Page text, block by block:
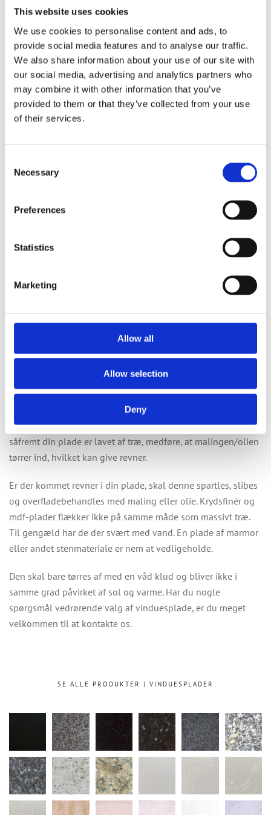
This website uses cookies
We use cookies to personalise content and ads, to
provide social media features and to analyse our traffic.
We also share information about your use of our site with
our social media, advertising and analytics partners who
may combine it with other information that you’ve
provided to them or that they’ve collected from your use
of their services.
Selection
Necessary
Preferences
Statistics
Marketing
Allow all
Allow selection
Deny
Materialer til vinduesplader
Normalt er en vinduesplade lavet af træ, men der findes
også en lang række andre muligheder, som for eksempel
granit, marmor, komposit og lignende. Ønsker du et mere
eksklusivt udtryk, kan en vinduesplade fremstilles af marmor,
granit, travertin, komposit eller et andet materiale af sten.
kan en vinduesplade være fremstillet af vandfast krydsfinér
beklædt med klinker, fliser eller mosaik. Det er en meget
ofte sætter sig i fugerne.
Overvejelser
Af hensyn til husets arkitektur bør alle vinduesplader i huset
være lavet af samme materiale, da dette giver et mere
undtagelse, idet dette rum per definition er meget fugtigt.
Her kan man med fordel vælge en plade af granit, marmor
eller komposit.
Vedligeholdelse
En vinduesplade er udsat for meget sol og fugt. Dette kan,
såfremt din plade er lavet af træ, medføre, at malingen/olien
tørrer ind, hvilket kan give revner.
Er der kommet revner i din plade, skal denne spartles, slibes
og overfladebehandles med maling eller olie. Krydsfinér og
mdf-plader flækker ikke på samme måde som massivt træ.
Til gengæld har de der svært med vand. En plade af marmor
eller andet stenmateriale er nem at vedligeholde.
Den skal bare tørres af med en våd klud og bliver ikke i
samme grad påvirket af sol og varme. Har du nogle
spørgsmål vedrørende valg af vinduesplade, er du meget
velkommen til at kontakte os.
SE ALLE PRODUKTER | VINDUESPLADER